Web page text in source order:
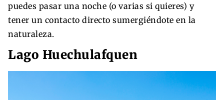
puedes pasar una noche (o varias si quieres) y
tener un contacto directo sumergiéndote en la
naturaleza.
Lago Huechulafquen